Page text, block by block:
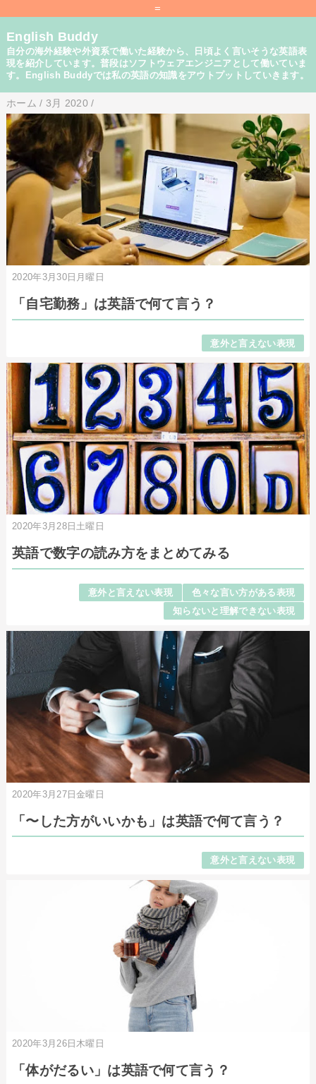
=
English Buddy
自分の海外経験や外資系で働いた経験から、日頃よく言いそうな英語表
現を紹介しています。普段はソフトウェアエンジニアとして働いていま
す。English Buddyでは私の英語の知識をアウトプットしていきます。
ホーム / 3月 2020 /
2020年3月30日月曜日
「自宅勤務」は英語で何て言う？
意外と言えない表現
2020年3月28日土曜日
英語で数字の読み方をまとめてみる
意外と言えない表現
色々な言い方がある表現
知らないと理解できない表現
2020年3月27日金曜日
「〜した方がいいかも」は英語で何て言う？
意外と言えない表現
2020年3月26日木曜日
「体がだるい」は英語で何て言う？